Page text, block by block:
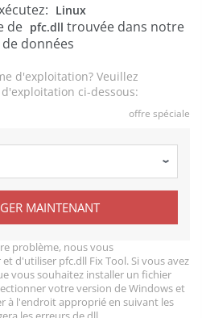
Linux
de pfc.dll trouvée dans notre
de données
d'exploitation? Veuillez
ci-dessous:
offre spéciale
MAINTENANT
problème, nous vous
d'utiliser pfc.dll Fix Tool. Si vous avez
vous souhaitez installer un fichier
votre version de Windows et
à l'endroit approprié en suivant les